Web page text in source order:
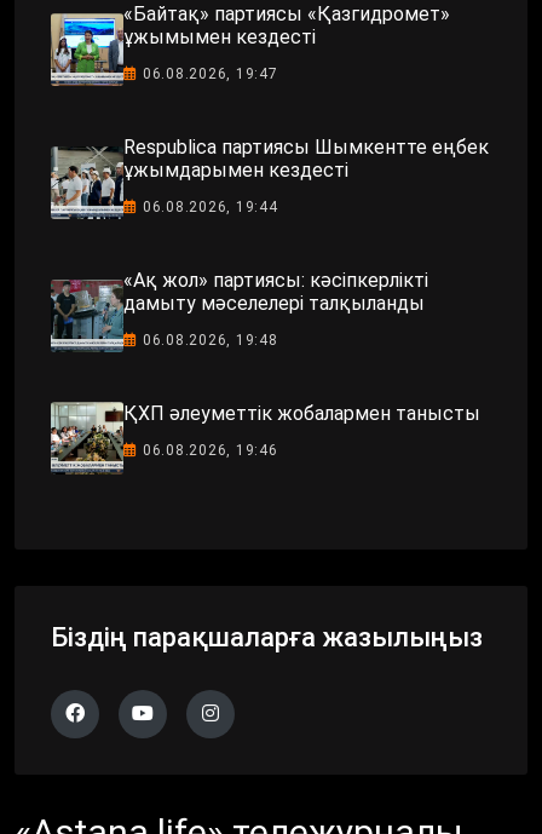
«Байтақ» партиясы «Қазгидромет»
ұжымымен кездесті
06.08.2026, 19:47
Respublica партиясы Шымкентте еңбек
ұжымдарымен кездесті
06.08.2026, 19:44
«Ақ жол» партиясы: кәсіпкерлікті
дамыту мәселелері талқыланды
06.08.2026, 19:48
ҚХП әлеуметтік жобалармен танысты
06.08.2026, 19:46
Біздің парақшаларға жазылыңыз